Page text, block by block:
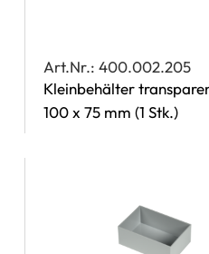
Art.Nr.: 400.002.205
Kleinbehälter
100 x 75 mm(1 Stk.)